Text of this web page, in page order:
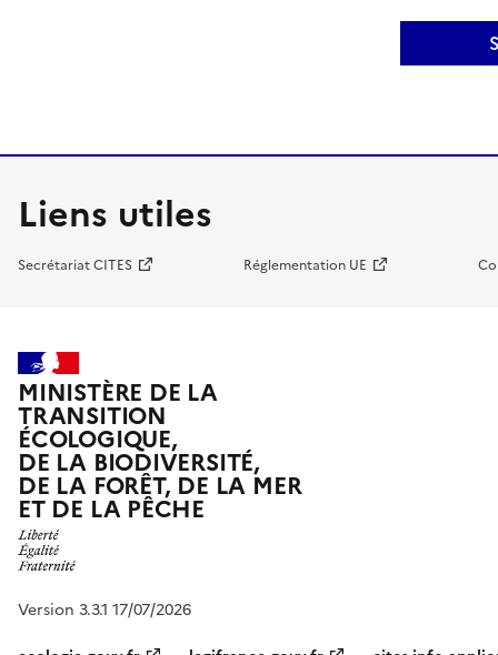
Liens utiles
Secrétariat CITES Réglementation UE
MINISTÈRE DE LA
TRANSITION
ÉCOLOGIQUE,
DE LA BIODIVERSITÉ,
DE LA FORÊT, DE LA MER
ET DE LA PÊCHE
Version 3.3.1 17/07/2026